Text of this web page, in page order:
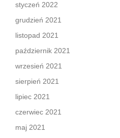
styczeń 2022
grudzień 2021
listopad 2021
październik 2021
wrzesień 2021
sierpień 2021
lipiec 2021
czerwiec 2021
maj 2021